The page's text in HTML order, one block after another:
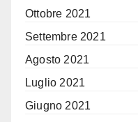
Ottobre 2021
Settembre 2021
Agosto 2021
Luglio 2021
Giugno 2021